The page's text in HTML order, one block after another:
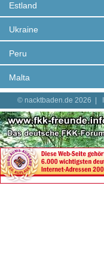
Estland
Ukraine
Peru
Malta
© nacktbaden.de 2026 |